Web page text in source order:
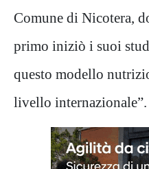
Comune di Nicotera,
primo iniziò i suoi
questo modello
livello internazionale”.